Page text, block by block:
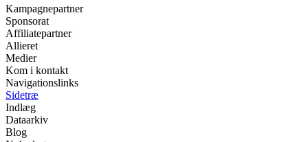
Kampagnepartner
Sponsorat
Affiliatepartner
Allieret
Medier
Kom i kontakt
Navigationslinks
Sidetræ
Indlæg
Dataarkiv
Blog